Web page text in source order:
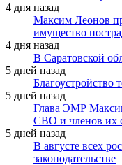
4 дня назад
Максим Леонов
имущество
4 дня назад
В Саратовской
5 дней назад
Благоустройство
5 дней назад
Глава ЭМР
СВО и членов их
5 дней назад
В августе всех
законодательстве